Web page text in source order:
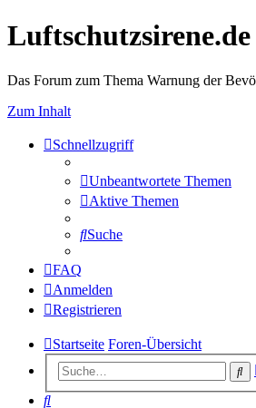
Luftschutzsirene.de
Das Forum zum Thema Warnung der
Zum Inhalt
Schnellzugriff
Unbeantwortete Themen
Aktive Themen
Suche
FAQ
Anmelden
Registrieren
Startseite Foren-Übersicht
Suche